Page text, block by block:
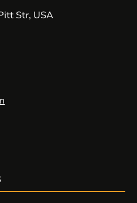
Str, USA